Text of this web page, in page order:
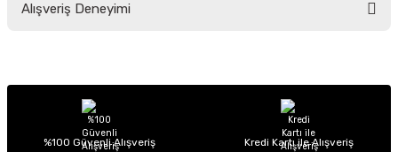
yetersiz gördüğünüz noktaları öneri formunu kullanarak tarafımıza
Ürün açıklamasında eksik bilgiler bulunuyor.
Ürün bilgilerinde hatalar bulunuyor.
Alışveriş Deneyimi
Sitemize ilk yorumu siz yapın!
%100 Güvenli Alışveriş Kredi Kartı ile Alışveriş